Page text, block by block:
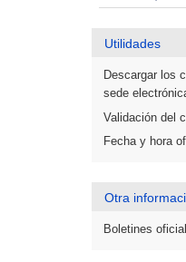
Utilidades
Descargar los
sede
Validación del
Fecha y hora
Otra
Boletines